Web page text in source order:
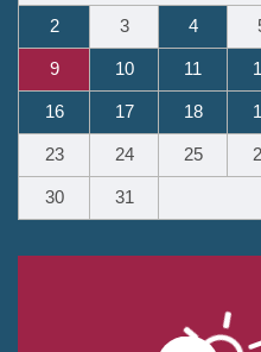
2 3 4
9 10 11
16 17 18
23 24 25
30 31